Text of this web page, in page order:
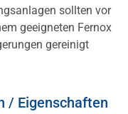
sollten vor
geeigneten Fernox
gereinigt
/ Eigenschaften